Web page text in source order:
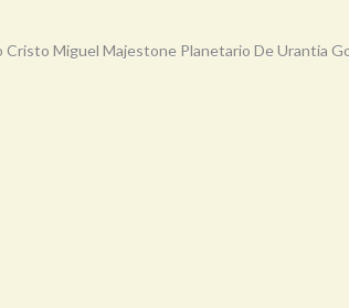
Miguel Majestone Planetario De Urantia